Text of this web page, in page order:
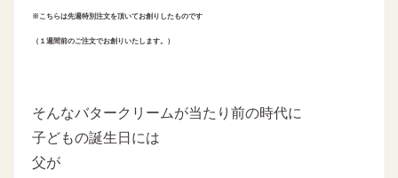
※こちらは先週特別注文を頂いてお創りしたものです
（１週間前のご注文でお創りいたします。）
そんなバタークリームが当たり前の時代に
子どもの誕生日には
父が